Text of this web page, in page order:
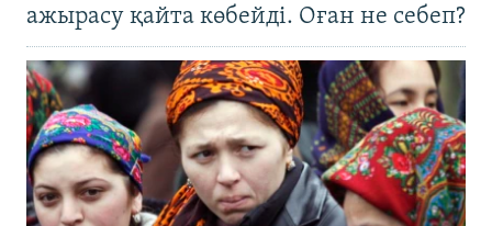
ажырасу қайта көбейді. Оған не себеп?